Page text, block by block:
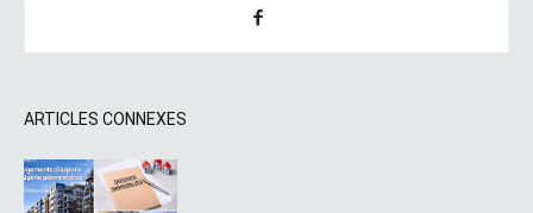
ARTICLES CONNEXES